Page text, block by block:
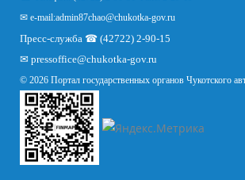
✉ e-mail:admin87chao@chukotka-gov.ru
Пресс-служба ☎ (42722) 2-90-15
✉ pressoffice@chukotka-gov.ru
© 2026 Портал государственных органов Чукотского